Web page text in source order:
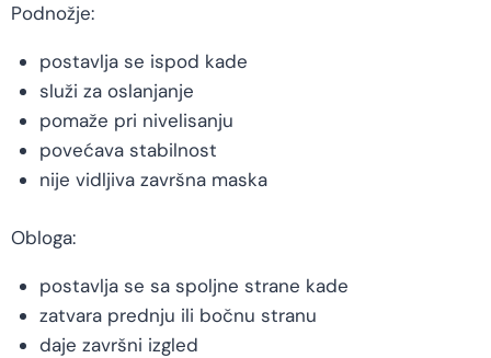
Podnožje:
postavlja se ispod kade
služi za oslanjanje
pomaže pri nivelisanju
povećava stabilnost
nije vidljiva završna maska
Obloga:
postavlja se sa spoljne strane kade
zatvara prednju ili bočnu stranu
daje završni izgled